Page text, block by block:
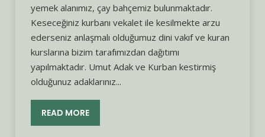
yemek alanımız, çay bahçemiz bulunmaktadır.
Keseceğiniz kurbanı vekalet ile kesilmekte arzu
ederseniz anlaşmalı olduğumuz dini vakıf ve kuran
kurslarına bizim tarafımızdan dağıtımı
yapılmaktadır. Umut Adak ve Kurban kestirmiş
olduğunuz adaklarınız...
READ MORE